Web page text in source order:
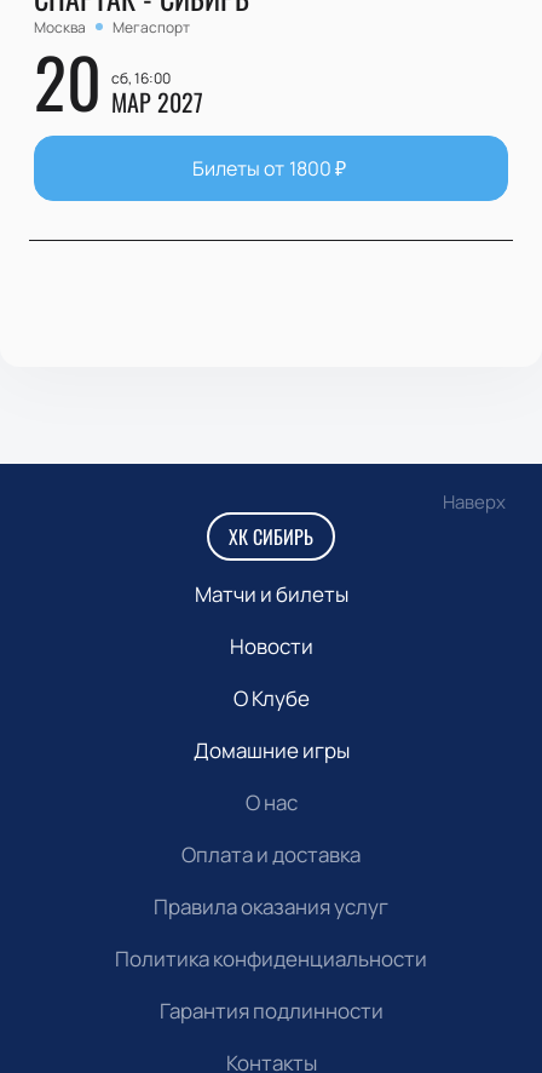
Москва Мегаспорт
20 сб, 16:00
МАР 2027
Билеты от 1800₽
Наверх
ХК СИБИРЬ
Матчи и билеты
Новости
О Клубе
Домашние игры
О нас
Оплата и доставка
Правила оказания услуг
Политика конфиденциальности
Гарантия подлинности
Контакты